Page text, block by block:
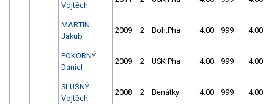
Vojtěch
MARTIN
Jakub
2009 2 Boh.Pha 4.00 999 4.00
POKORNÝ
Daniel
2009 2 USK Pha 4.00 999 4.00
SLUŠNÝ
Vojtěch
2008 2 Benátky 4.00 999 4.00